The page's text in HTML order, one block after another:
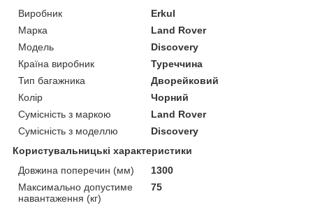
Виробник
Erkul
Марка
Land Rover
Модель
Discovery
Країна виробник
Туреччина
Тип багажника
Дворейковий
Колір
Чорний
Сумісність з маркою
Land Rover
Сумісність з моделлю
Discovery
Користувальницькі характеристики
Довжина поперечин (мм)
1300
Максимально допустиме
навантаження (кг)
75